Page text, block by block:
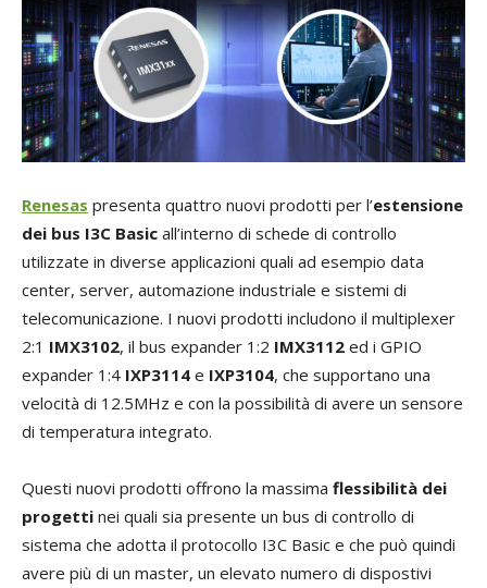
Renesas presenta quattro nuovi prodotti per l’estensione
dei bus I3C Basic all’interno di schede di controllo
utilizzate in diverse applicazioni quali ad esempio data
center, server, automazione industriale e sistemi di
telecomunicazione. I nuovi prodotti includono il multiplexer
2:1 IMX3102, il bus expander 1:2 IMX3112 ed i GPIO
expander 1:4 IXP3114 e IXP3104, che supportano una
velocità di 12.5MHz e con la possibilità di avere un sensore
di temperatura integrato.
Questi nuovi prodotti offrono la massima flessibilità dei
progetti nei quali sia presente un bus di controllo di
sistema che adotta il protocollo I3C Basic e che può quindi
avere più di un master, un elevato numero di dispostivi